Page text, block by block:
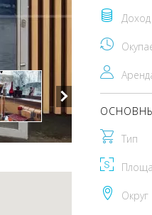
Тип
Округ